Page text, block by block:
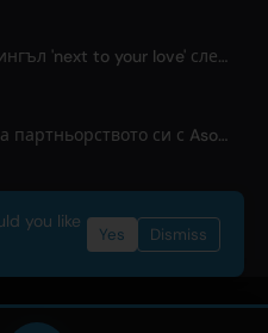
Sagiri Sol пуска нов сингъл 'next to your love' след пауза
Kizuna AI задълбочава партньорството си с Asobisystem пред 10-годишния си световен тур
Metadata provided byACRCloud
you like
Yes Dismiss